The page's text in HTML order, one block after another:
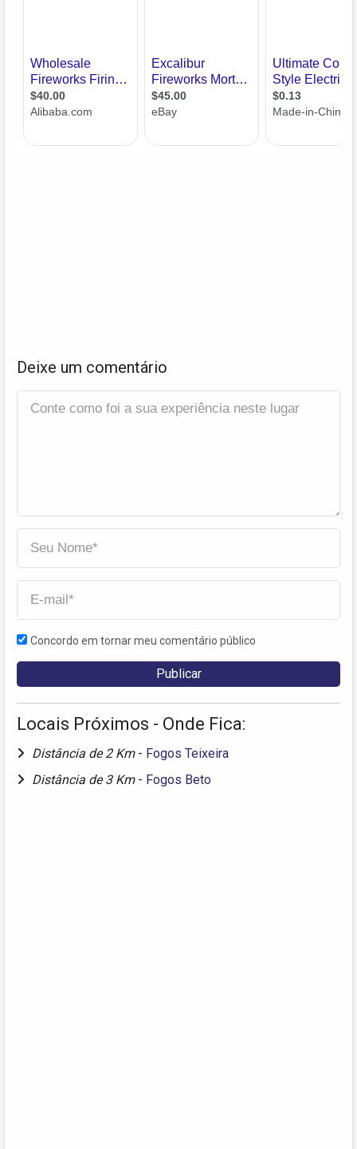
Deixe um comentário
Concordo em tornar meu comentário público
Locais Próximos - Onde Fica:
Distância de 2 Km - Fogos Teixeira
Distância de 3 Km - Fogos Beto